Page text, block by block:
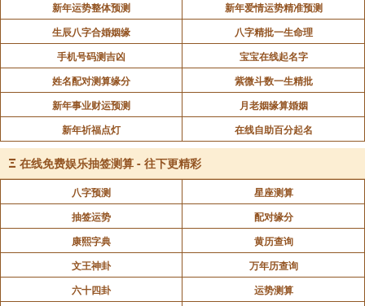
内心的故事。它不仅是古人智慧的结晶，更是连接着过
去与未来的桥梁，引领我们走进那隐藏在面庞轮廓下的
心灵世界。
声明：部分内容来于网络，如有侵权，请联系我们删除！以上内容，并
不代表易德轩观点。
新年运势整体预测
新年爱情运势精准预测
生辰八字合婚姻缘
八字精批一生命理
手机号码测吉凶
宝宝在线起名字
姓名配对测算缘分
紫微斗数一生精批
新年事业财运预测
月老姻缘算婚姻
新年祈福点灯
在线自助百分起名
Ξ 在线免费娱乐抽签测算 - 往下更精彩
八字预测
星座测算
抽签运势
配对缘分
康熙字典
黄历查询
文王神卦
万年历查询
六十四卦
运势测算